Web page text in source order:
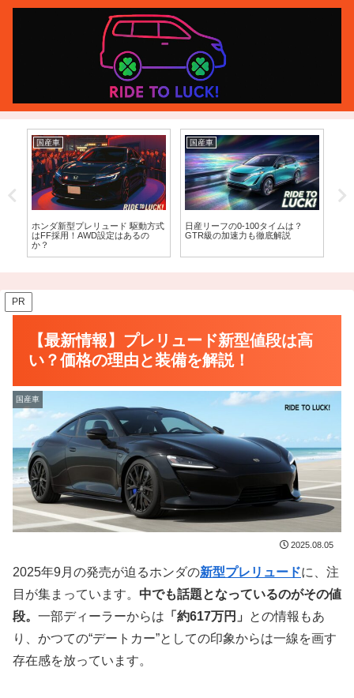
国産車
マツダ2の2026年フルモデルチェ
ンジ最新情報！新型予想と価格を
徹底網羅
国産車
ホンダ 新型 プレリュード 燃費予
想と価格予想を徹底解説
PR
【最新情報】プレリュード新型値段は高
い？価格の理由と装備を解説！
国産車
2025.08.05
2025年9月の発売が迫るホンダの新型プレリュードに、注
目が集まっています。 中でも話題となっているのがその値
段。 一部ディーラーからは 「約617万円」
との情報もあ
り、かつての“デートカー”としての印象からは一線を画す
存在感を放っています。